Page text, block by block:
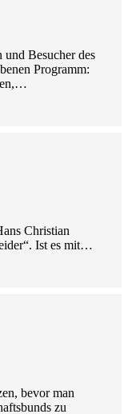
Besucher des
Programm:
Christian
Ist es mit…
bevor man
zu